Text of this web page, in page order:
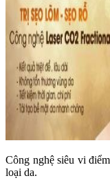
Công nghệ siêu vi
loại da.